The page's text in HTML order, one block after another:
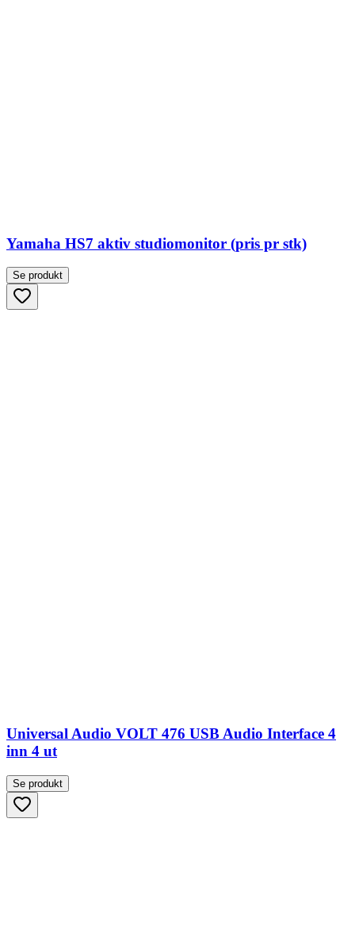
Yamaha HS7 aktiv studiomonitor (pris pr stk)
Se produkt
Universal Audio VOLT 476 USB Audio Interface 4
inn 4 ut
Se produkt